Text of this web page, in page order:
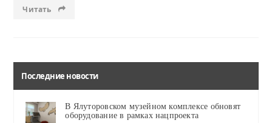
Читать
Последние новости
В Ялуторовском музейном комплексе обновят
оборудование в рамках нацпроекта